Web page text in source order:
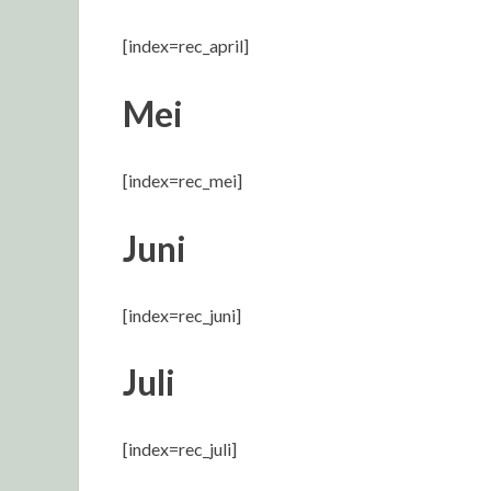
[index=rec_april]
Mei
[index=rec_mei]
Juni
[index=rec_juni]
Juli
[index=rec_juli]